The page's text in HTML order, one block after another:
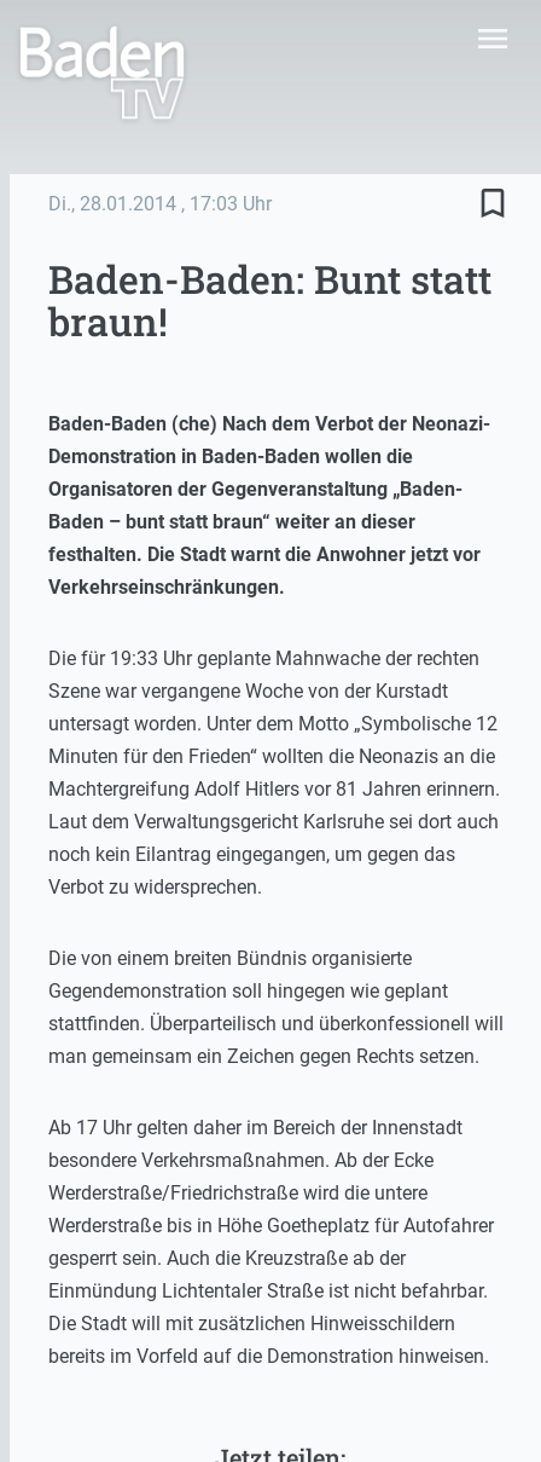
menu
Di., 28.01.2014 , 17:03 Uhr bookmark_border
Baden-Baden: Bunt statt
braun!
Baden-Baden (che) Nach dem Verbot der Neonazi-
Demonstration in Baden-Baden wollen die
Organisatoren der Gegenveranstaltung „Baden-
Baden – bunt statt braun“ weiter an dieser
festhalten. Die Stadt warnt die Anwohner jetzt vor
Verkehrseinschränkungen.
Die für 19:33 Uhr geplante Mahnwache der rechten
Szene war vergangene Woche von der Kurstadt
untersagt worden. Unter dem Motto „Symbolische 12
Minuten für den Frieden“ wollten die Neonazis an die
Machtergreifung Adolf Hitlers vor 81 Jahren erinnern.
Laut dem Verwaltungsgericht Karlsruhe sei dort auch
noch kein Eilantrag eingegangen, um gegen das
Verbot zu widersprechen.
Die von einem breiten Bündnis organisierte
Gegendemonstration soll hingegen wie geplant
stattfinden. Überparteilisch und überkonfessionell will
man gemeinsam ein Zeichen gegen Rechts setzen.
Ab 17 Uhr gelten daher im Bereich der Innenstadt
besondere Verkehrsmaßnahmen. Ab der Ecke
Werderstraße/Friedrichstraße wird die untere
Werderstraße bis in Höhe Goetheplatz für Autofahrer
gesperrt sein. Auch die Kreuzstraße ab der
Einmündung Lichtentaler Straße ist nicht befahrbar.
Die Stadt will mit zusätzlichen Hinweisschildern
bereits im Vorfeld auf die Demonstration hinweisen.